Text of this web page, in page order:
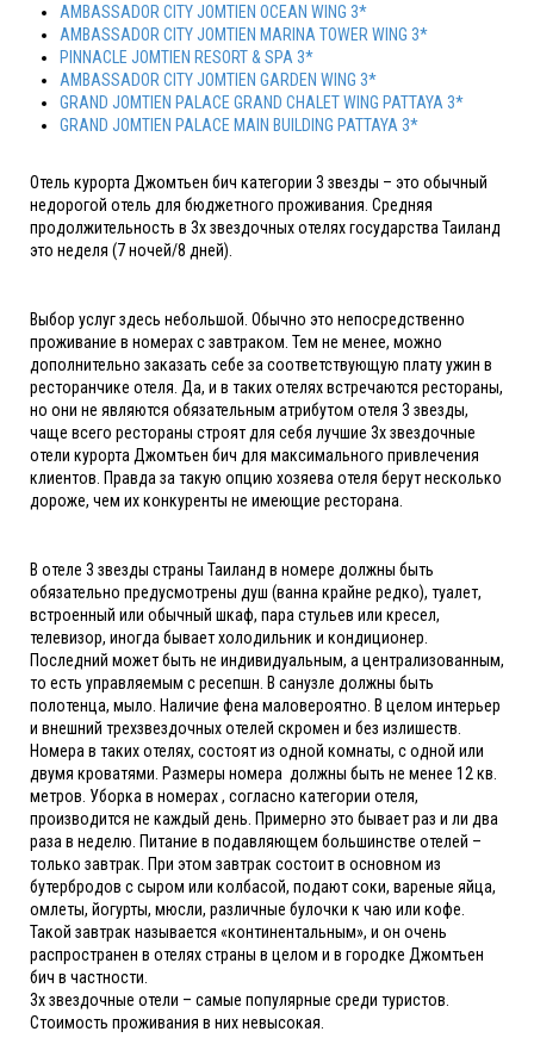
AMBASSADOR CITY JOMTIEN OCEAN WING 3*
AMBASSADOR CITY JOMTIEN MARINA TOWER WING 3*
PINNACLE JOMTIEN RESORT & SPA 3*
AMBASSADOR CITY JOMTIEN GARDEN WING 3*
GRAND JOMTIEN PALACE GRAND CHALET WING PATTAYA 3*
GRAND JOMTIEN PALACE MAIN BUILDING PATTAYA 3*
Отель курорта Джомтьен бич категории 3 звезды – это обычный
недорогой отель для бюджетного проживания. Средняя
продолжительность в 3х звездочных отелях государства Таиланд
это неделя (7 ночей/8 дней).
Выбор услуг здесь небольшой. Обычно это непосредственно
проживание в номерах с завтраком. Тем не менее, можно
дополнительно заказать себе за соответствующую плату ужин в
ресторанчике отеля. Да, и в таких отелях встречаются рестораны,
но они не являются обязательным атрибутом отеля 3 звезды,
чаще всего рестораны строят для себя лучшие 3х звездочные
отели курорта Джомтьен бич для максимального привлечения
клиентов. Правда за такую опцию хозяева отеля берут несколько
дороже, чем их конкуренты не имеющие ресторана.
В отеле 3 звезды страны Таиланд в номере должны быть
обязательно предусмотрены душ (ванна крайне редко), туалет,
встроенный или обычный шкаф, пара стульев или кресел,
телевизор, иногда бывает холодильник и кондиционер.
Последний может быть не индивидуальным, а централизованным,
то есть управляемым с ресепшн. В санузле должны быть
полотенца, мыло. Наличие фена маловероятно. В целом интерьер
и внешний трехзвездочных отелей скромен и без излишеств.
Номера в таких отелях, состоят из одной комнаты, с одной или
двумя кроватями. Размеры номера должны быть не менее 12 кв.
метров. Уборка в номерах , согласно категории отеля,
производится не каждый день. Примерно это бывает раз и ли два
раза в неделю. Питание в подавляющем большинстве отелей –
только завтрак. При этом завтрак состоит в основном из
бутербродов с сыром или колбасой, подают соки, вареные яйца,
омлеты, йогурты, мюсли, различные булочки к чаю или кофе.
Такой завтрак называется «континентальным», и он очень
распространен в отелях страны в целом и в городке Джомтьен
бич в частности.
3х звездочные отели – самые популярные среди туристов.
Стоимость проживания в них невысокая.